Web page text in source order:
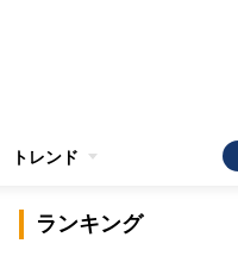
トレンド
ランキング